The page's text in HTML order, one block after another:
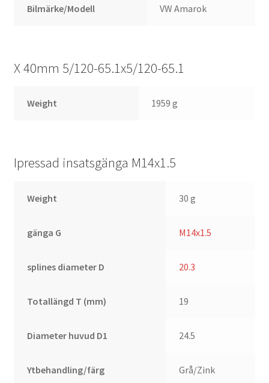
Bilmärke/Modell VW Amarok
X 40mm 5/120-65.1x5/120-65.1
Weight 1959 g
Ipressad insatsgänga M14x1.5
Weight 30 g
gänga G M14x1.5
splines diameter D 20.3
Totallängd T (mm) 19
Diameter huvud D1 24.5
Ytbehandling/färg Grå/Zink